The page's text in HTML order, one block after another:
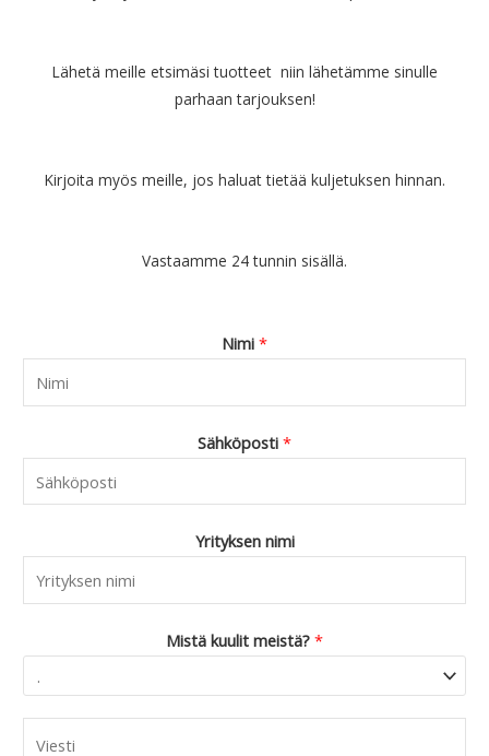
Lähetä meille etsimäsi tuotteet niin lähetämme sinulle
parhaan tarjouksen!
Kirjoita myös meille, jos haluat tietää kuljetuksen hinnan.
Vastaamme 24 tunnin sisällä.
Nimi *
Sähköposti *
Yrityksen nimi
Mistä kuulit meistä? *